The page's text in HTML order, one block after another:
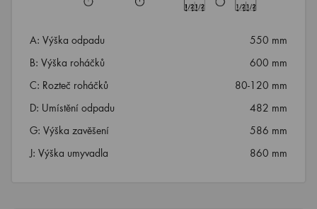
A: Výška odpadu
550 mm
B: Výška roháčků
600 mm
C: Rozteč roháčků
80-120 mm
D: Umístění odpadu
482 mm
G: Výška zavěšení
586 mm
J: Výška umyvadla
860 mm